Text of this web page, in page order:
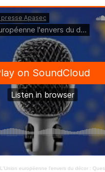
L'Union européenne l'envers du décor :